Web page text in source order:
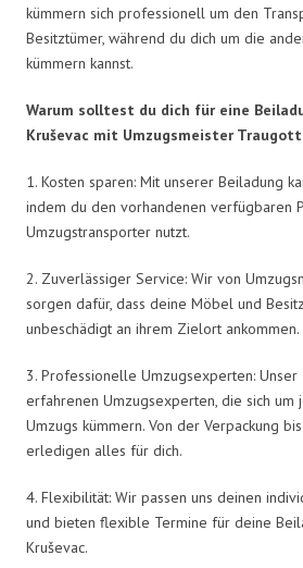
kümmern sich professionell um den
Besitztümer, während du dich um die
kümmern kannst.
Warum solltest du dich für eine
Kruševac mit Umzugsmeister
1. Kosten sparen: Mit unserer Beiladung
indem du den vorhandenen verfügbaren
Umzugstransporter nutzt.
2. Zuverlässiger Service: Wir von
sorgen dafür, dass deine Möbel und
unbeschädigt an ihrem Zielort ankommen.
3. Professionelle Umzugsexperten: Unser
erfahrenen Umzugsexperten, die sich um
Umzugs kümmern. Von der Verpackung
erledigen alles für dich.
4. Flexibilität: Wir passen uns deinen
und bieten flexible Termine für deine
Kruševac.